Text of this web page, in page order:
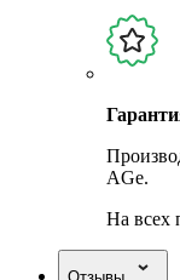
AGe.
На всех